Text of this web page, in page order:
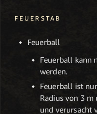
FEUERSTAB
Feuerball
Feuerball kann
werden.
Feuerball ist
Radius von 3
und verursacht